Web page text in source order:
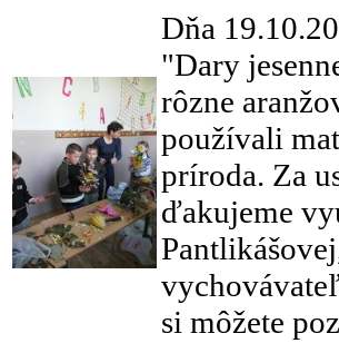
Dňa
"Dary
rôzne
používali
príroda. Za
ďakujeme
si môžete